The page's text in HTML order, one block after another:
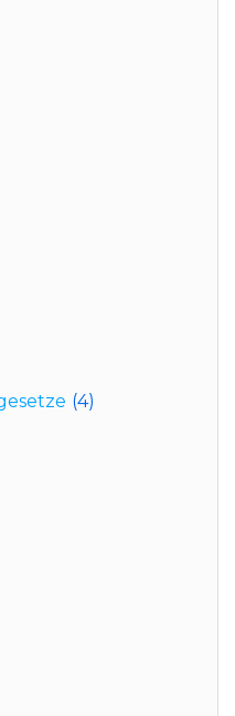
(4)